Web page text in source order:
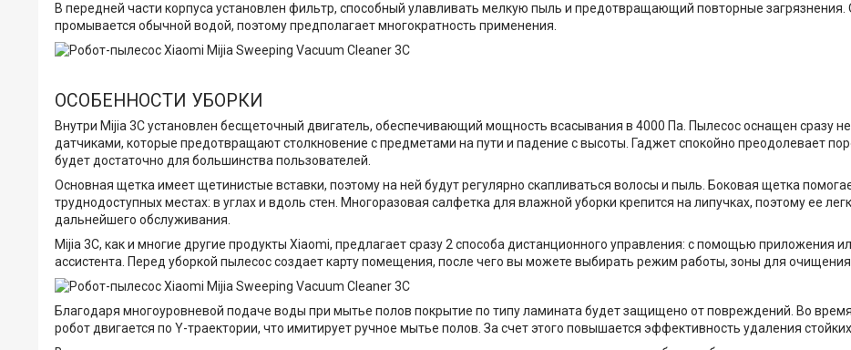
В передней части корпуса установлен фильтр, способный улавливать мелкую пыль и предотвращающий повторные загрязнения.
промывается обычной водой, поэтому предполагает многократность применения.
ОСОБЕННОСТИ УБОРКИ
Внутри Mijia 3C установлен бесщеточный двигатель, обеспечивающий мощность всасывания в 4000 Па. Пылесос оснащен сразу
датчиками, которые предотвращают столкновение с предметами на пути и падение с высоты. Гаджет спокойно преодолевает
будет достаточно для большинства пользователей.
Основная щетка имеет щетинистые вставки, поэтому на ней будут регулярно скапливаться волосы и пыль. Боковая щетка
труднодоступных местах: в углах и вдоль стен. Многоразовая салфетка для влажной уборки крепится на липучках, поэтому ее
дальнейшего обслуживания.
Mijia 3C, как и многие другие продукты Xiaomi, предлагает сразу 2 способа дистанционного управления: с помощью приложения
ассистента. Перед уборкой пылесос создает карту помещения, после чего вы можете выбирать режим работы, зоны для очищения
Благодаря многоуровневой подаче воды при мытье полов покрытие по типу ламината будет защищено от повреждений. Во
робот двигается по Y-траектории, что имитирует ручное мытье полов. За счет этого повышается эффективность удаления стойких